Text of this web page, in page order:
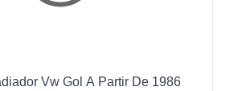
Vw Gol A Partir De 1986